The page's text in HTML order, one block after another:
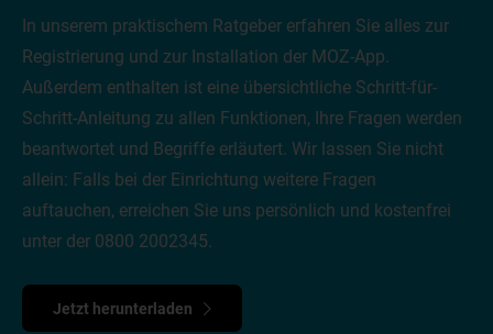
In unserem praktischem Ratgeber erfahren Sie alles zur
Registrierung und zur Installation der MOZ-App.
Außerdem enthalten ist eine übersichtliche Schritt-für-
Schritt-Anleitung zu allen Funktionen, Ihre Fragen werden
beantwortet und Begriffe erläutert. Wir lassen Sie nicht
allein: Falls bei der Einrichtung weitere Fragen
auftauchen, erreichen Sie uns persönlich und kostenfrei
unter der 0800 2002345.
Jetzt herunterladen